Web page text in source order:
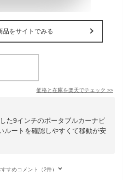
品をサイトでみる
価格と在庫を楽天でチェック >>
た9インチのポータブルカーナビ
ルートを確認しやすくて移動が安
すめコメント（2件）